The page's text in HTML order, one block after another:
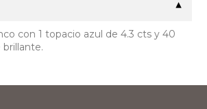
con 1 topacio azul de 4.3 cts y 40